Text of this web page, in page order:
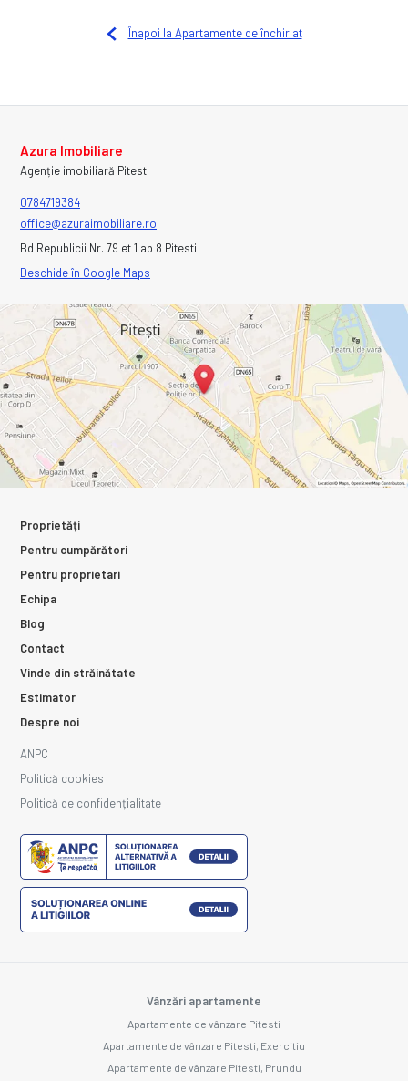
Înapoi la Apartamente de închiriat
Azura Imobiliare
Agenție imobiliară Pitesti
0784719384
office@azuraimobiliare.ro
Bd Republicii Nr. 79 et 1 ap 8 Pitesti
Deschide în Google Maps
Proprietăți
Pentru cumpărători
Pentru proprietari
Echipa
Blog
Contact
Vinde din străinătate
Estimator
Despre noi
ANPC
Politică cookies
Politică de confidențialitate
Vânzări apartamente
Apartamente de vânzare Pitesti
Apartamente de vânzare Pitesti, Exercitiu
Apartamente de vânzare Pitesti, Prundu